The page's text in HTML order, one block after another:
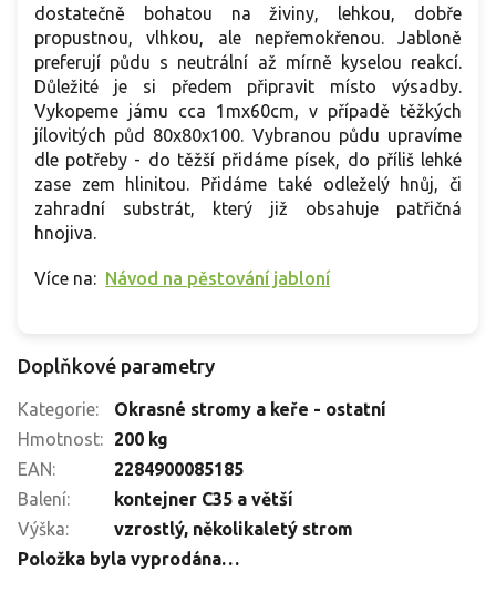
dostatečně bohatou na živiny, lehkou, dobře
propustnou, vlhkou, ale nepřemokřenou. Jabloně
preferují půdu s neutrální až mírně kyselou reakcí.
Důležité je si předem připravit místo výsadby.
Vykopeme jámu cca 1mx60cm, v případě těžkých
jílovitých půd 80x80x100. Vybranou půdu upravíme
dle potřeby - do těžší přidáme písek, do příliš lehké
zase zem hlinitou. Přidáme také odleželý hnůj, či
zahradní substrát, který již obsahuje patřičná
hnojiva.
Více na: Návod na pěstování jabloní
Doplňkové parametry
Kategorie:
Okrasné stromy a keře - ostatní
Hmotnost:
200 kg
EAN:
2284900085185
Balení:
kontejner C35 a větší
Výška:
vzrostlý, několikaletý strom
Položka byla vyprodána…